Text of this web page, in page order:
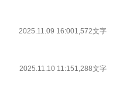
2025.11.09 16:001,572文字
2025.11.10 11:151,288文字